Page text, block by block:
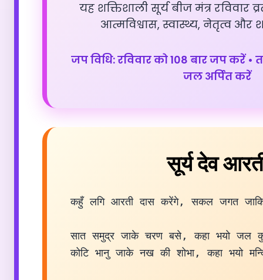
यह शक्तिशाली सूर्य बीज मंत्र रविवार
आत्मविश्वास, स्वास्थ्य, नेतृत्व और
जप विधि: रविवार को 108 बार जप करें •
जल अर्पित करें
सूर्य देव
कहुँ लगि आरती दास करेंगे, सकल जगत
सात समुद्र जाके चरण बसे, कहा भयो जल
कोटि भानु जाके नख की शोभा, कहा भयो